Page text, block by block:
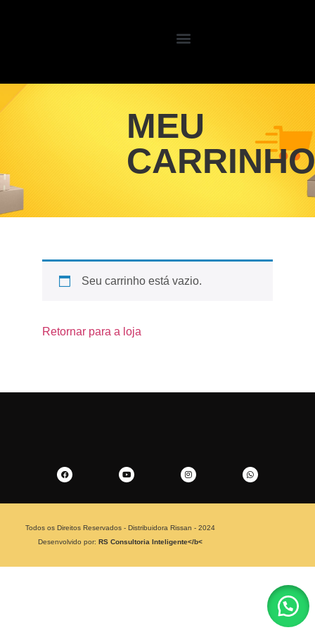
MEU
CARRINHO
Seu carrinho está vazio.
Retornar para a loja
Todos os Direitos Reservados - Distribuidora Rissan - 2024
Desenvolvido por: RS Consultoria Inteligente​</b<